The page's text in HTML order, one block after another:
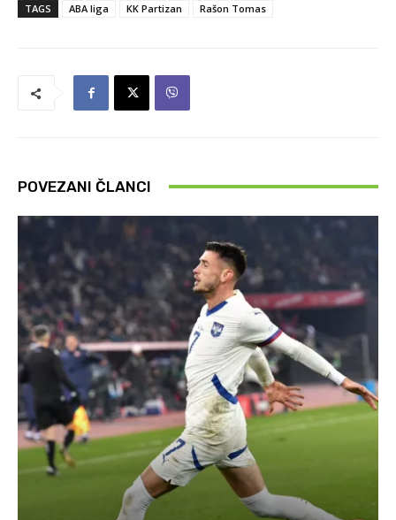
TAGS ABA liga KK Partizan Rašon Tomas
POVEZANI ČLANCI